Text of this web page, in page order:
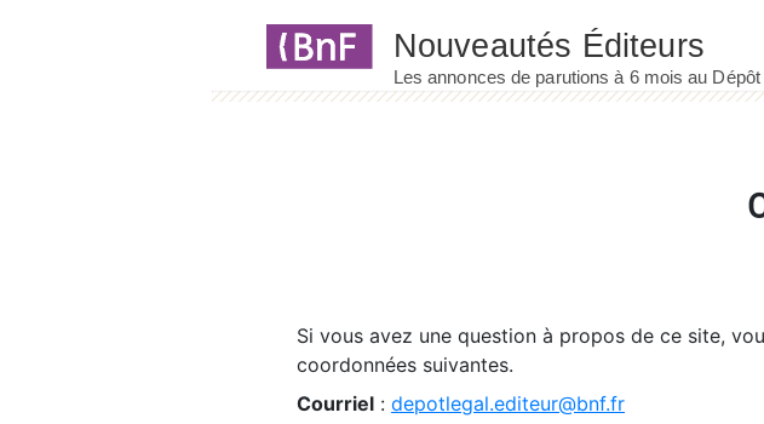
Si vous avez une question à propos de ce site,
coordonnées suivantes.
Courriel : depotlegal.editeur@bnf.fr